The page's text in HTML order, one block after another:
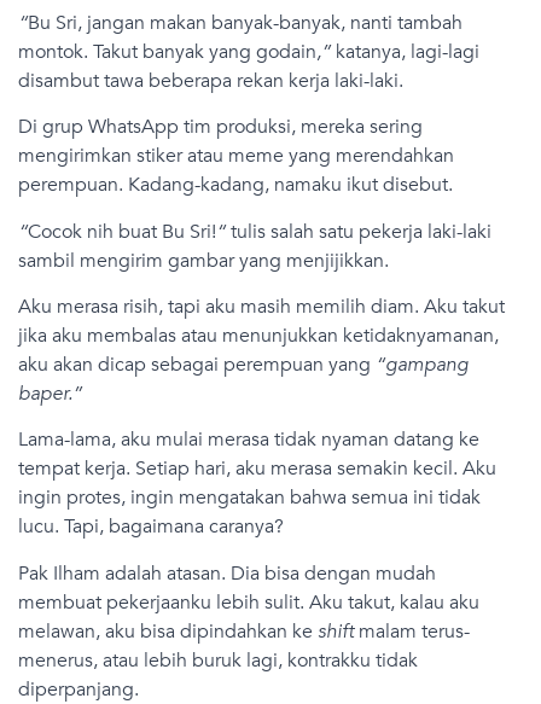
“Bu Sri, jangan makan banyak-banyak, nanti tambah
montok. Takut banyak yang godain,”katanya, lagi-lagi
disambut tawa beberapa rekan kerja laki-laki.
Di grup WhatsApp tim produksi, mereka sering
mengirimkan stiker atau meme yang merendahkan
perempuan. Kadang-kadang, namaku ikut disebut.
“Cocok nih buat Bu Sri!“tulis salah satu pekerja laki-laki
sambil mengirim gambar yang menjijikkan.
Aku merasa risih, tapi aku masih memilih diam. Aku takut
jika aku membalas atau menunjukkan ketidaknyamanan,
aku akan dicap sebagai perempuan yang “gampang
baper.”
Lama-lama, aku mulai merasa tidak nyaman datang ke
tempat kerja. Setiap hari, aku merasa semakin kecil. Aku
ingin protes, ingin mengatakan bahwa semua ini tidak
lucu. Tapi, bagaimana caranya?
Pak Ilham adalah atasan. Dia bisa dengan mudah
membuat pekerjaanku lebih sulit. Aku takut, kalau aku
melawan, aku bisa dipindahkan ke shiftmalam terus-
menerus, atau lebih buruk lagi, kontrakku tidak
diperpanjang.